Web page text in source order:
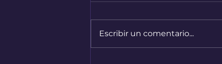
Escribir un comentario...